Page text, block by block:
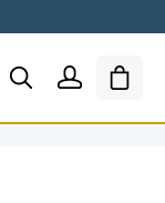
Le